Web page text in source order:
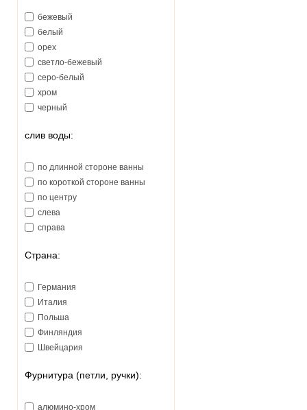
бежевый
белый
орех
светло-бежевый
серо-белый
хром
черный
слив воды:
по длинной стороне ванны
по короткой стороне ванны
по центру
слева
справа
Страна:
Германия
Италия
Польша
Финляндия
Швейцария
Фурнитура (петли, ручки):
алюмино-хром